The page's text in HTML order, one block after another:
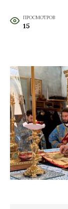
ПРОСМОТРОВ
15